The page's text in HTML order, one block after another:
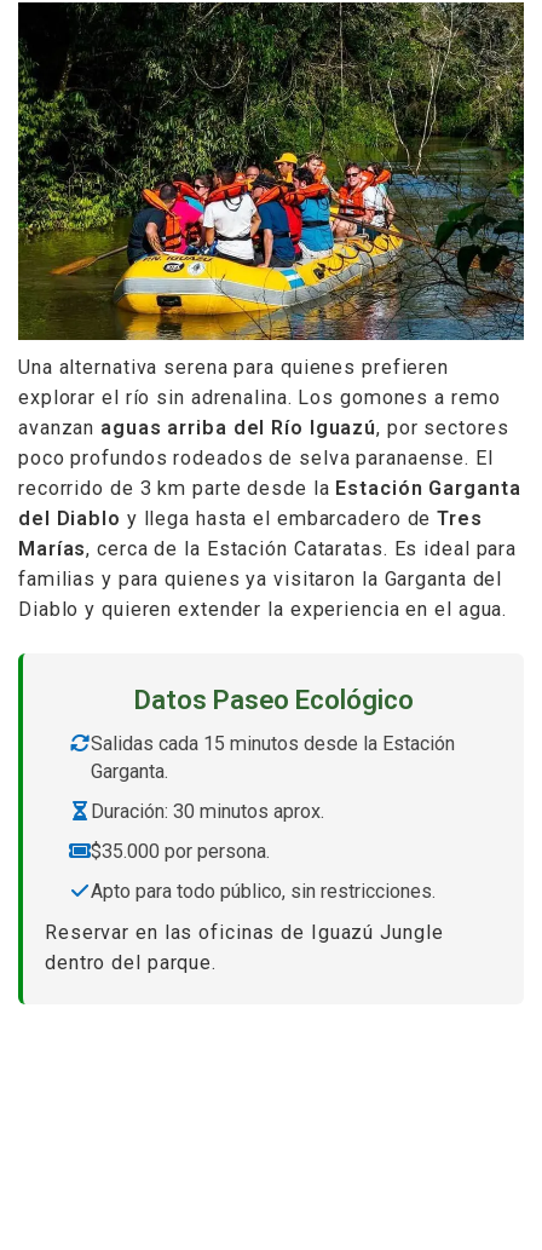
Una alternativa serena para quienes prefieren
explorar el río sin adrenalina. Los gomones a remo
avanzan aguas arriba del Río Iguazú, por sectores
poco profundos rodeados de selva paranaense. El
recorrido de 3 km parte desde la Estación Garganta
del Diablo y llega hasta el embarcadero deTres
Marías, cerca de la Estación Cataratas. Es ideal para
familias y para quienes ya visitaron la Garganta del
Diablo y quieren extender la experiencia en el agua.
Datos Paseo Ecológico
Salidas cada 15 minutos desde la Estación
Garganta.
Duración: 30 minutos aprox.
$35.000 por persona.
Apto para todo público, sin restricciones.
Reservar en las oficinas de Iguazú Jungle
dentro del parque.